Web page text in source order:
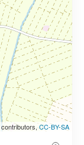
contributors,CC-BY-SA